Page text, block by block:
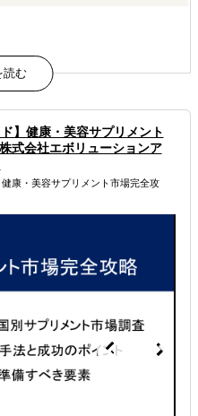
！Shopeeで簡単に越境ECを
短ルートで進出！
ド】健康・美容サプリメント
株式会社エボリューションア
健康・美容サプリメント市場完全攻